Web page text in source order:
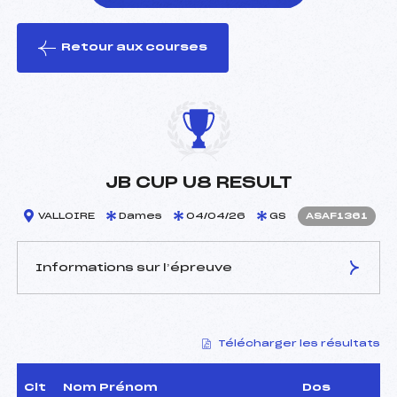
le ski
Retour aux courses
JB CUP U8 RESULT
VALLOIRE Dames 04/04/26 GS ASAF1361
Informations sur l’épreuve
SILVESTRE PASCAL (SA)
Arbitre :
–
Assistant :
Télécharger les résultats
Clt Nom Prénom Dos